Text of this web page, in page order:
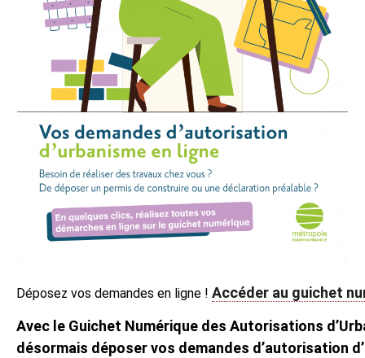
Déposez vos demandes en ligne ! Accéder au guichet
Avec le Guichet Numérique des Autorisations
désormais déposer vos demandes d’autorisation